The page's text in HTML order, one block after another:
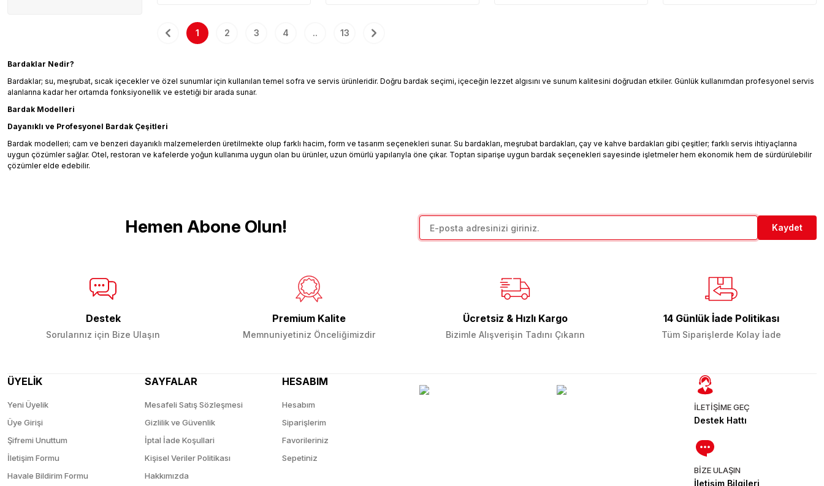
1 2 3 4 .. 13
Bardaklar Nedir?
Bardaklar; su, meşrubat, sıcak içecekler ve özel sunumlar için kullanılan temel sofra ve servis ürünleridir. Doğru bardak seçimi, içeceğin lezzet algısını ve sunum kalitesini doğrudan etkiler. Günlük kullanımdan profesyonel servis
alanlarına kadar her ortamda fonksiyonellik ve estetiği bir arada sunar.
Bardak Modelleri
Dayanıklı ve Profesyonel Bardak Çeşitleri
Bardak modelleri; cam ve benzeri dayanıklı malzemelerden üretilmekte olup farklı hacim, form ve tasarım seçenekleri sunar. Su bardakları, meşrubat bardakları, çay ve kahve bardakları gibi çeşitler; farklı servis ihtiyaçlarına
uygun çözümler sağlar. Otel, restoran ve kafelerde yoğun kullanıma uygun olan bu ürünler, uzun ömürlü yapılarıyla öne çıkar. Toptan siparişe uygun bardak seçenekleri sayesinde işletmeler hem ekonomik hem de sürdürülebilir
çözümler elde edebilir.
Hemen Abone Olun! Kaydet
Destek
Sorularınız için Bize Ulaşın
Premium Kalite
Memnuniyetiniz Önceliğimizdir
Ücretsiz & Hızlı Kargo
Bizimle Alışverişin Tadını Çıkarın
14 Günlük İade Politikası
Tüm Siparişlerde Kolay İade
ÜYELİK
Yeni Üyelik
Üye Girişi
Şifremi Unuttum
İletişim Formu
Havale Bildirim Formu
SAYFALAR
Mesafeli Satış Sözleşmesi
Gizlilik ve Güvenlik
İptal İade Koşullari
Kişisel Veriler Politikası
Hakkımızda
HESABIM
Hesabım
Siparişlerim
Favorileriniz
Sepetiniz
İLETİŞİME GEÇ
Destek Hattı
BİZE ULAŞIN
İletişim Bilgileri